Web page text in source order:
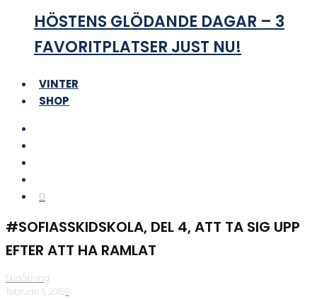
HÖSTENS GLÖDANDE DAGAR – 3
FAVORITPLATSER JUST NU!
VINTER
SHOP
0
#SOFIASSKIDSKOLA, DEL 4, ATT TA SIG UPP
EFTER ATT HA RAMLAT
Skidåkning
·februari 11, 2015·3